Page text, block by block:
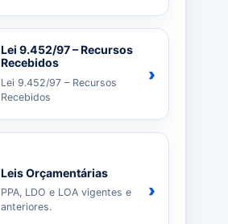
Lei 9.452/97 – Recursos
Recebidos
Lei 9.452/97 – Recursos
Recebidos
›
Leis Orçamentárias
PPA, LDO e LOA vigentes e
anteriores.
›